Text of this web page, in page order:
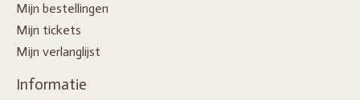
Mijn bestellingen
Mijn tickets
Mijn verlanglijst
Informatie